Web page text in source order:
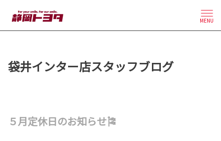
MENU
袋井インター店スタッフブログ
５月定休日のお知らせ🎏